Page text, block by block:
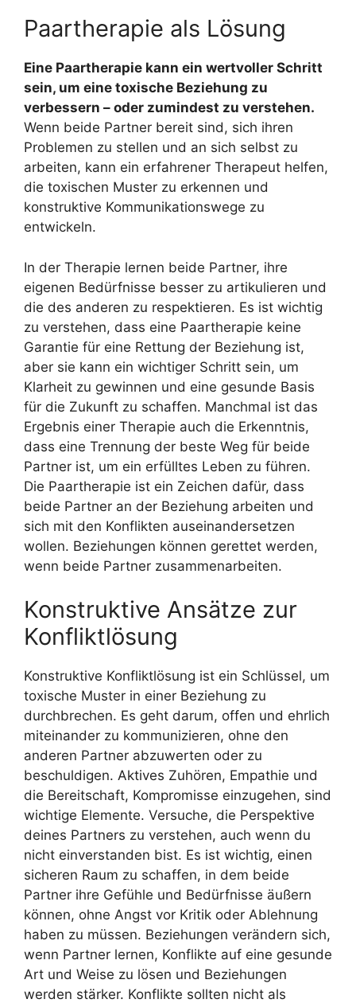
Paartherapie als Lösung
Eine Paartherapie kann ein wertvoller Schritt
sein, um eine toxische Beziehung zu
verbessern – oder zumindest zu verstehen.
Wenn beide Partner bereit sind, sich ihren
Problemen zu stellen und an sich selbst zu
arbeiten, kann ein erfahrener Therapeut helfen,
die toxischen Muster zu erkennen und
konstruktive Kommunikationswege zu
entwickeln.
In der Therapie lernen beide Partner, ihre
eigenen Bedürfnisse besser zu artikulieren und
die des anderen zu respektieren. Es ist wichtig
zu verstehen, dass eine Paartherapie keine
Garantie für eine Rettung der Beziehung ist,
aber sie kann ein wichtiger Schritt sein, um
Klarheit zu gewinnen und eine gesunde Basis
für die Zukunft zu schaffen. Manchmal ist das
Ergebnis einer Therapie auch die Erkenntnis,
dass eine Trennung der beste Weg für beide
Partner ist, um ein erfülltes Leben zu führen.
Die Paartherapie ist ein Zeichen dafür, dass
beide Partner an der Beziehung arbeiten und
sich mit den Konflikten auseinandersetzen
wollen. Beziehungen können gerettet werden,
wenn beide Partner zusammenarbeiten.
Konstruktive Ansätze zur
Konfliktlösung
Konstruktive Konfliktlösung ist ein Schlüssel, um
toxische Muster in einer Beziehung zu
durchbrechen. Es geht darum, offen und ehrlich
miteinander zu kommunizieren, ohne den
anderen Partner abzuwerten oder zu
beschuldigen. Aktives Zuhören, Empathie und
die Bereitschaft, Kompromisse einzugehen, sind
wichtige Elemente. Versuche, die Perspektive
deines Partners zu verstehen, auch wenn du
nicht einverstanden bist. Es ist wichtig, einen
sicheren Raum zu schaffen, in dem beide
Partner ihre Gefühle und Bedürfnisse äußern
können, ohne Angst vor Kritik oder Ablehnung
haben zu müssen. Beziehungen verändern sich,
wenn Partner lernen, Konflikte auf eine gesunde
Art und Weise zu lösen und Beziehungen
werden stärker. Konflikte sollten nicht als